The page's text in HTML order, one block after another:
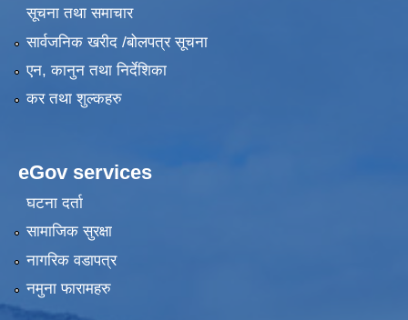
सूचना तथा समाचार
सार्वजनिक खरीद /बोलपत्र सूचना
एन, कानुन तथा निर्देशिका
कर तथा शुल्कहरु
eGov services
घटना दर्ता
सामाजिक सुरक्षा
नागरिक वडापत्र
नमुना फारामहरु